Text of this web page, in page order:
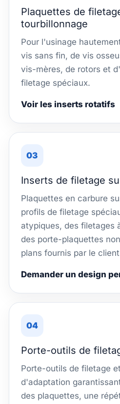
Plaquettes de
tourbillonnage
Pour l'usinage
vis sans fin, de vis
vis-mères, de rotors et
filetage spéciaux.
Voir les inserts rotatifs
03
Inserts de filetage
Plaquettes en carbure
profils de filetage
atypiques, des filetages
des porte-plaquettes
plans fournis par le
Demander un design
04
Porte-outils de
Porte-outils de filetage
d'adaptation
des plaquettes, une